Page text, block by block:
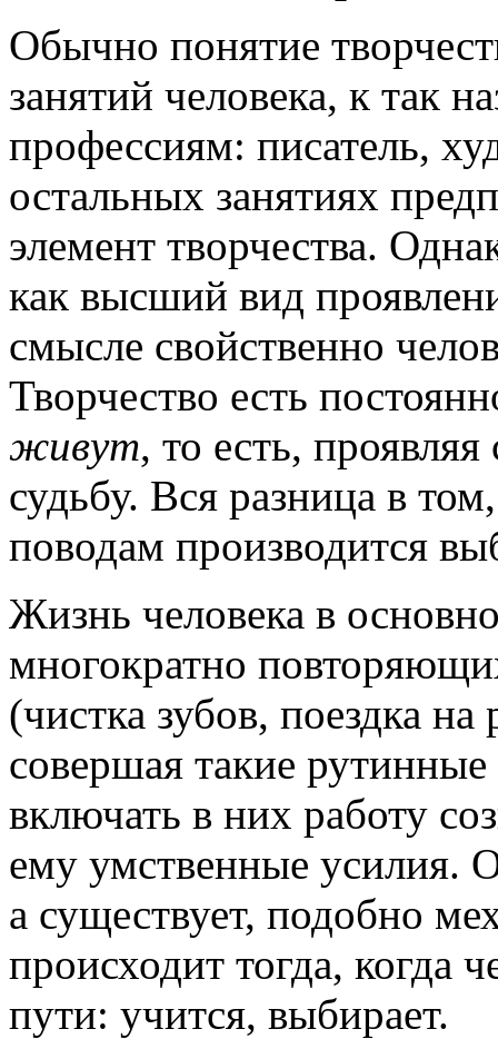
Обычно понятие
занятий человека, к так
профессиям: писатель,
остальных занятиях
элемент творчества.
как высший вид
смысле свойственно
Творчество есть
живут, то есть,
судьбу. Вся разница в
поводам производится
Жизнь человека в
многократно
(чистка зубов, поездка
совершая такие
включать в них работу
ему умственные усилия.
а существует, подобно
происходит тогда, когда
пути: учится, выбирает.